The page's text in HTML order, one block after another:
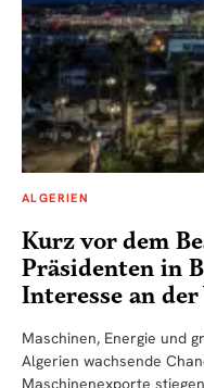
ALGERIEN
Kurz vor dem
Präsidenten in
Interesse an
Maschinen, Energie und
Algerien wachsende
Maschinenexporte